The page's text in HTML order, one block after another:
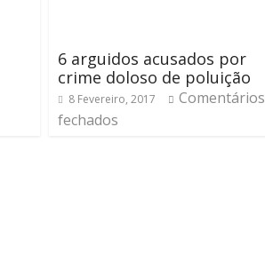
6 arguidos acusados por
crime doloso de poluição
8 Fevereiro, 2017
Comentários
fechados